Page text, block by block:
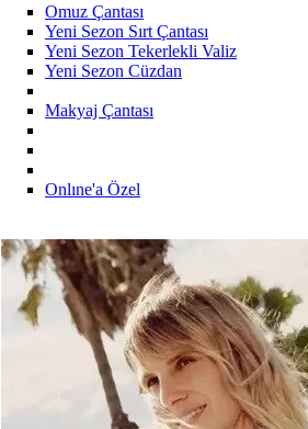
Omuz Çantası
Yeni Sezon Sırt Çantası
Yeni Sezon Tekerlekli Valiz
Yeni Sezon Cüzdan
Makyaj Çantası
Onlıne'a Özel